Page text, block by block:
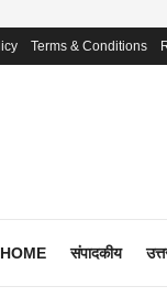
Terms & Conditions
HOME संपादकीय